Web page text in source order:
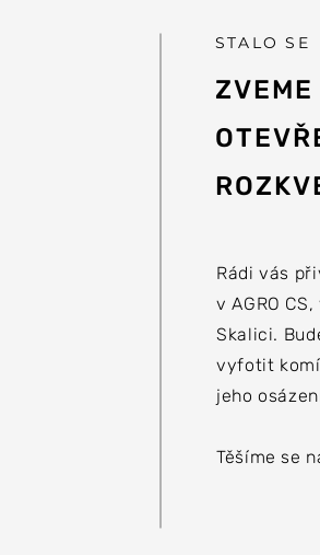
STALO SE
Rádi vás
v AGRO
Skalici.
vyfotit
jeho
Těšíme se